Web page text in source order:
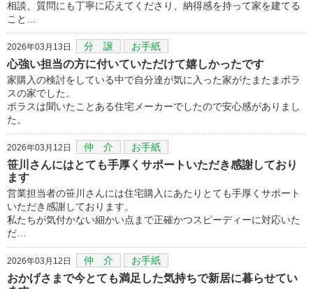
相談、質問にも丁寧に応えてくださり、納得感を持って家を建てる
こと…
2026年03月13日 分 譲 お手紙
心強い担当の方に付いていただけて嬉しかったです
家購入の検討をしている中で自分達が気に入った家がたまたまポラ
スの家でした。
ポラスは聞いたことある住宅メーカーでしたので安心感がありまし
た。
2026年03月12日 仲 介 お手紙
笹川さんにはとても手厚くサポートいただき感謝しており
ます
営業担当者の笹川さんには住宅購入にあたりとても手厚くサポート
いただき感謝しております。
私たちが気付かない細かい点まで正確かつスピーディーに対応いた
だ…
2026年03月12日 仲 介 お手紙
おかげさまで今とても満足した気持ちで新居に暮らせてい